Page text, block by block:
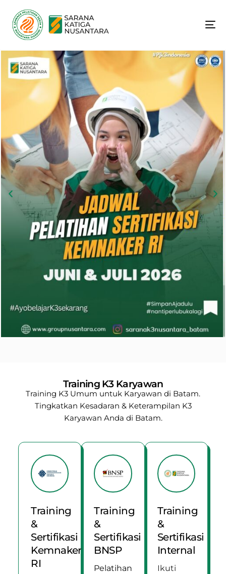
Training K3 Karyawan
Training K3 Umum untuk Karyawan di Batam.
Tingkatkan Kesadaran & Keterampilan K3
Karyawan Anda di Batam.
Training
&
Sertifikasi
Kemnaker
RI
Training
&
Sertifikasi
BNSP
Pelatihan
Training
&
Sertifikasi
Internal
Ikuti